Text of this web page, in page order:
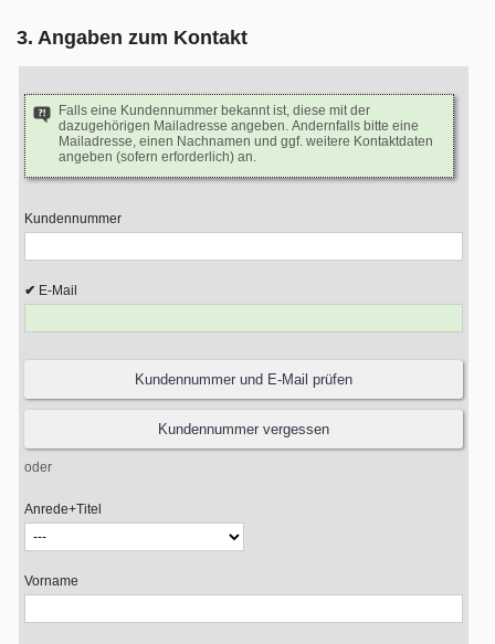
3. Angaben zum Kontakt
Falls eine Kundennummer bekannt ist, diese mit der
dazugehörigen Mailadresse angeben. Andernfalls bitte eine
Mailadresse, einen Nachnamen und ggf. weitere Kontaktdaten
angeben (sofern erforderlich) an.
Kundennummer
E-Mail
oder
Anrede+Titel
Vorname